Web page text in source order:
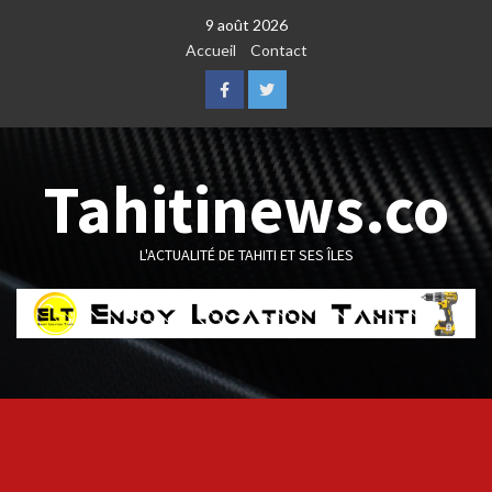
9 août 2026
Accueil
Contact
FacebookTwitter
Tahitinews.co
L'ACTUALITÉ DE TAHITI ET SES ÎLES